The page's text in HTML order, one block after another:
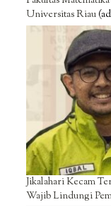
Universitas Riau
Jikalahari Kecam
Wajib Lindungi